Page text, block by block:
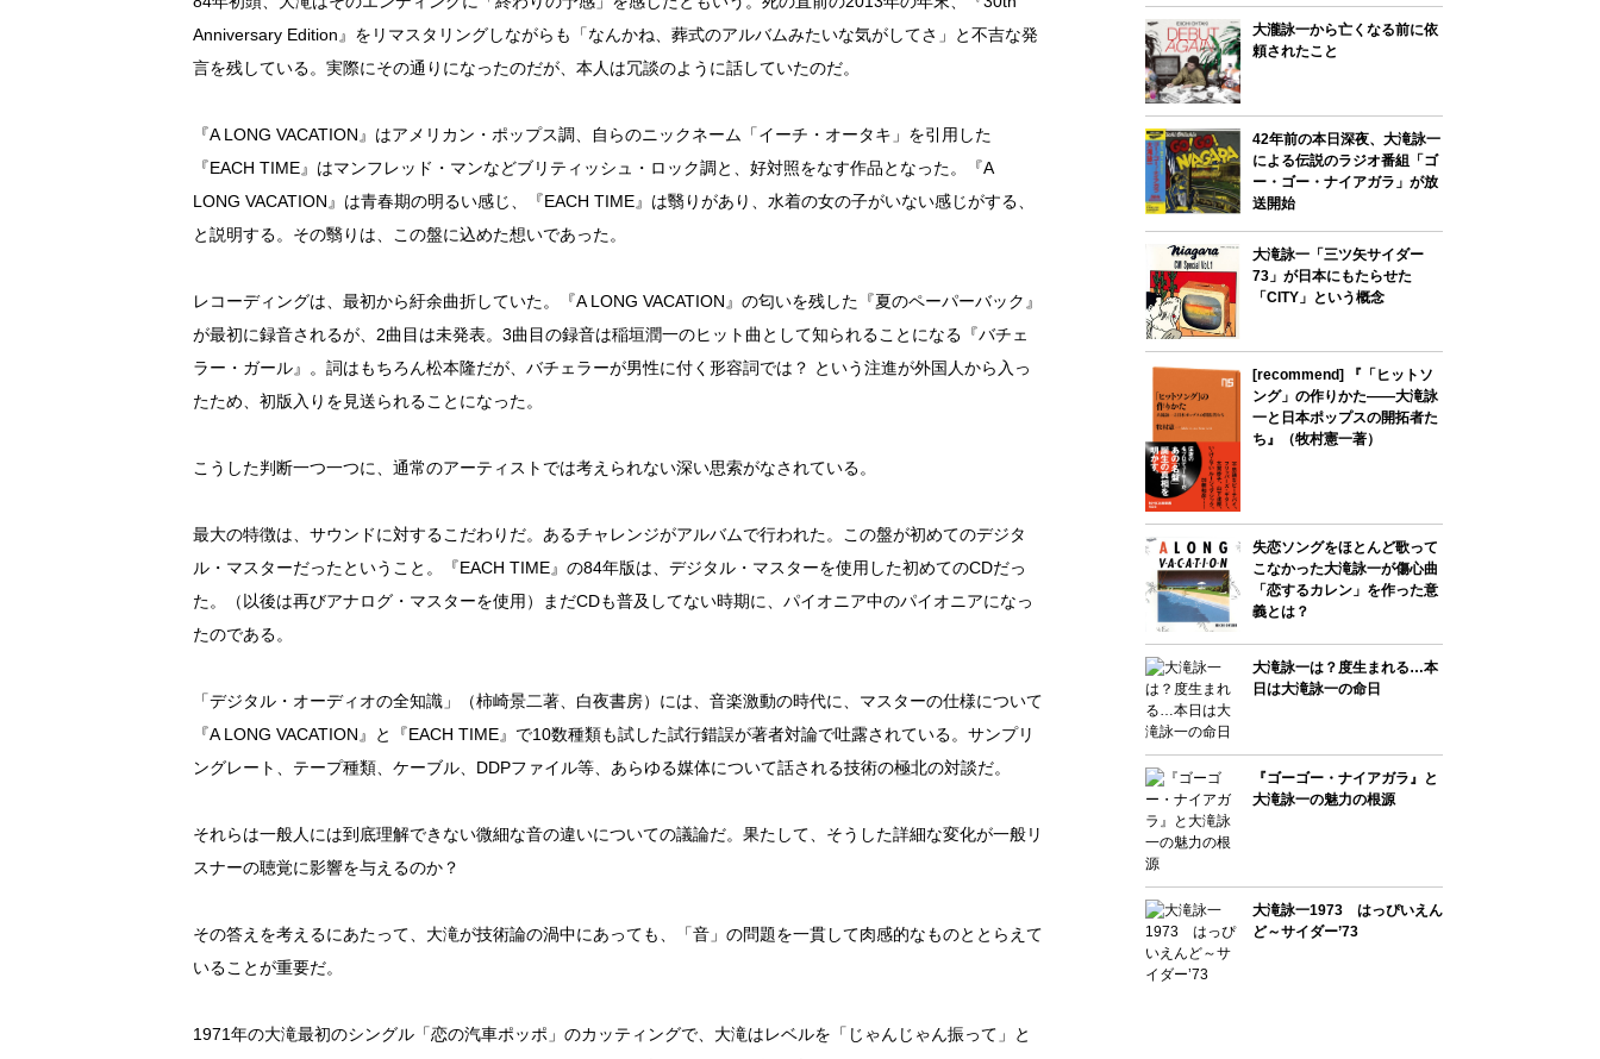
Anniversary Edition』をリマスタリングしながらも「なんかね、葬式のアルバムみたいな気がしてさ」と不吉な発
言を残している。実際にその通りになったのだが、本人は冗談のように話していたのだ。
『A LONG VACATION』はアメリカン・ポップス調、自らのニックネーム「イーチ・オータキ」を引用した
『EACH TIME』はマンフレッド・マンなどブリティッシュ・ロック調と、好対照をなす作品となった。『A
LONG VACATION』は青春期の明るい感じ、『EACH TIME』は翳りがあり、水着の女の子がいない感じがする、
と説明する。その翳りは、この盤に込めた想いであった。
レコーディングは、最初から紆余曲折していた。『A LONG VACATION』の匂いを残した『夏のペーパーバック』
が最初に録音されるが、2曲目は未発表。3曲目の録音は稲垣潤一のヒット曲として知られることになる『バチェ
ラー・ガール』。詞はもちろん松本隆だが、バチェラーが男性に付く形容詞では？ という注進が外国人から入っ
たため、初版入りを見送られることになった。
こうした判断一つ一つに、通常のアーティストでは考えられない深い思索がなされている。
最大の特徴は、サウンドに対するこだわりだ。あるチャレンジがアルバムで行われた。この盤が初めてのデジタ
ル・マスターだったということ。『EACH TIME』の84年版は、デジタル・マスターを使用した初めてのCDだっ
た。（以後は再びアナログ・マスターを使用）まだCDも普及してない時期に、パイオニア中のパイオニアになっ
たのである。
「デジタル・オーディオの全知識」（柿崎景二著、白夜書房）には、音楽激動の時代に、マスターの仕様について
『A LONG VACATION』と『EACH TIME』で10数種類も試した試行錯誤が著者対論で吐露されている。サンプリ
ングレート、テープ種類、ケーブル、DDPファイル等、あらゆる媒体について話される技術の極北の対談だ。
それらは一般人には到底理解できない微細な音の違いについての議論だ。果たして、そうした詳細な変化が一般リ
スナーの聴覚に影響を与えるのか？
その答えを考えるにあたって、大滝が技術論の渦中にあっても、「音」の問題を一貫して肉感的なものととらえて
いることが重要だ。
1971年の大滝最初のシングル「恋の汽車ポッポ」のカッティングで、大滝はレベルを「じゃんじゃん振って」と
大瀧詠一から亡くなる前に依
頼されたこと
42年前の本日深夜、大滝詠一
による伝説のラジオ番組「ゴ
ー・ゴー・ナイアガラ」が放
送開始
大滝詠一「三ツ矢サイダー
73」が日本にもたらせた
「CITY」という概念
[recommend] 『「ヒットソ
ング」の作りかた――大滝詠
一と日本ポップスの開拓者た
ち』（牧村憲一著）
失恋ソングをほとんど歌って
こなかった大滝詠一が傷心曲
「恋するカレン」を作った意
義とは？
大滝詠一は？度生まれる…本
日は大滝詠一の命日
『ゴーゴー・ナイアガラ』と
大滝詠一の魅力の根源
大滝詠一1973 はっぴいえん
ど～サイダー’73